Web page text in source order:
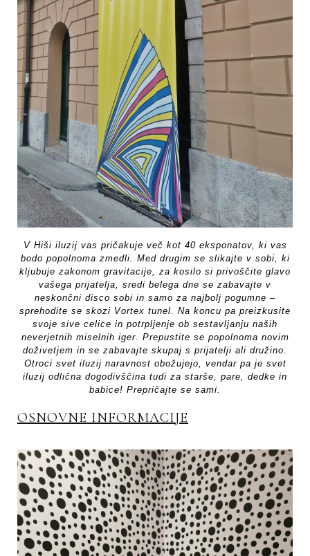
V Hiši iluzij vas pričakuje več kot 40 eksponatov, ki vas
bodo popolnoma zmedli. Med drugim se slikajte v sobi, ki
kljubuje zakonom gravitacije, za kosilo si privoščite glavo
vašega prijatelja, sredi belega dne se zabavajte v
neskončni disco sobi in samo za najbolj pogumne –
sprehodite se skozi Vortex tunel. Na koncu pa preizkusite
svoje sive celice in potrpljenje ob sestavljanju naših
neverjetnih miselnih iger. Prepustite se popolnoma novim
doživetjem in se zabavajte skupaj s prijatelji ali družino.
Otroci svet iluzij naravnost obožujejo, vendar pa je svet
iluzij odlična dogodivščina tudi za starše, pare, dedke in
babice! Prepričajte se sami.
OSNOVNE INFORMACIJE